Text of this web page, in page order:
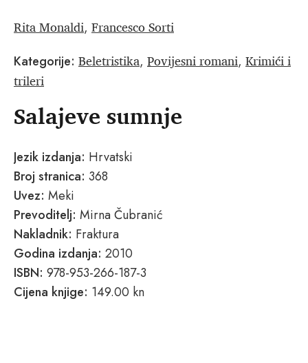
Rita Monaldi, Francesco Sorti
Kategorije: Beletristika, Povijesni romani, Krimići i
trileri
Salajeve sumnje
Jezik izdanja: Hrvatski
Broj stranica: 368
Uvez: Meki
Prevoditelj: Mirna Čubranić
Nakladnik: Fraktura
Godina izdanja: 2010
ISBN: 978-953-266-187-3
Cijena knjige: 149.00 kn